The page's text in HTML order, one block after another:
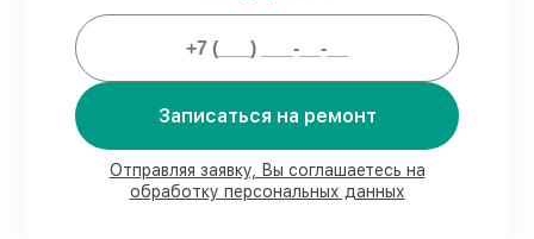
Мы гарантируем:
заказов проводим в присутствии
клиента
90%
запчастей Viomi имеются на складе
в Нижнем Новгороде, остальные
поступают оперативно
Записаться на ремонт
Отправляя заявку, Вы соглашаетесь на
обработку персональных данных